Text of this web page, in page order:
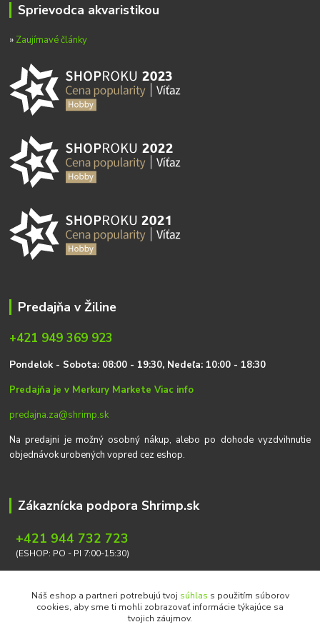
Sprievodca akvaristikou
» Zaujímavé články
Predajňa v Žiline
+421 949 369 923
Pondelok - Sobota: 08:00 - 19:30, Nedeľa: 10:00 - 18:30
Predajňa je v Merkury MarketeViac info
predajna.za@shrimp.sk
Na predajni je možný osobný nákup, alebo po dohode vyzdvihnutie
objednávok urobených vopred cez eshop.
Zákaznícka podpora Shrimp.sk
+421 944 732 723
(ESHOP: PO - PI 7:00-15:30)
Náš eshop a partneri potrebujú tvoj súhlas s použitím súborov
cookies, aby sme ti mohli zobrazovať informácie týkajúce sa
tvojich záujmov.